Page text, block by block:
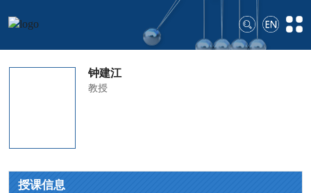
钟建江
教授
授课信息